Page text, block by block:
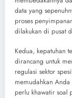
data yang
proses
dilakukan di pusat
Kedua, kepatuhan
dirancang untuk
regulasi sektor
memudahkan
perlu khawatir soal